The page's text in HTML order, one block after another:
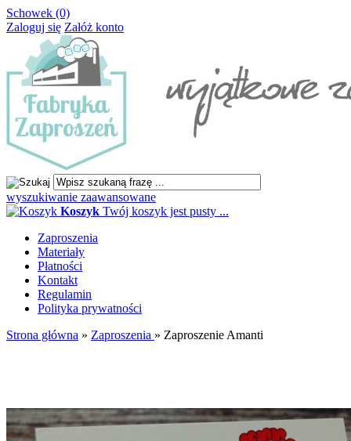
Schowek (0)
Zaloguj się Załóż konto
wyszukiwanie zaawansowane
Koszyk Twój koszyk jest pusty ...
Zaproszenia
Materiały
Płatności
Kontakt
Regulamin
Polityka prywatności
Strona główna » Zaproszenia » Zaproszenie Amanti